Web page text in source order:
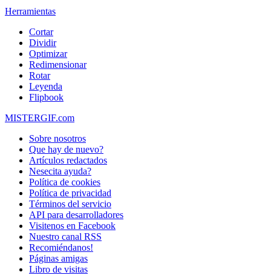
Herramientas
Cortar
Dividir
Optimizar
Redimensionar
Rotar
Leyenda
Flipbook
MISTERGIF.com
Sobre nosotros
Que hay de nuevo?
Artículos redactados
Nesecita ayuda?
Política de cookies
Política de privacidad
Términos del servicio
API para desarrolladores
Visitenos en Facebook
Nuestro canal RSS
Recomiéndanos!
Páginas amigas
Libro de visitas